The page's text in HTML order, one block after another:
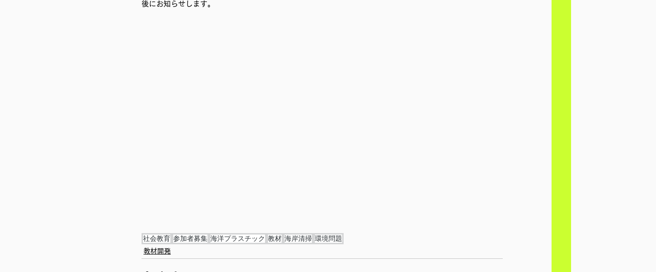
後にお知らせします。
社会教育 参加者募集 海洋プラスチック 教材 海岸清掃 環境問題
教材開発